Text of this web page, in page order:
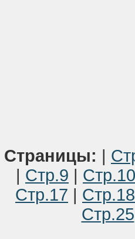
Страницы: |
| Стр.9 | Стр.10
Стр.17 | Стр.18
Стр.25